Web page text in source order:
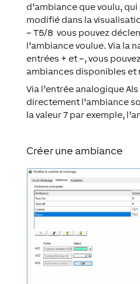
d’ambiance que voulu,
modifié dans la
– T5/8 vous pouvez
l’ambiance voulue. Via la
entrées + et –, vous
ambiances disponibles et
Via l’entrée analogique
directement l’ambiance
la valeur 7 par exemple,
Créer une ambiance